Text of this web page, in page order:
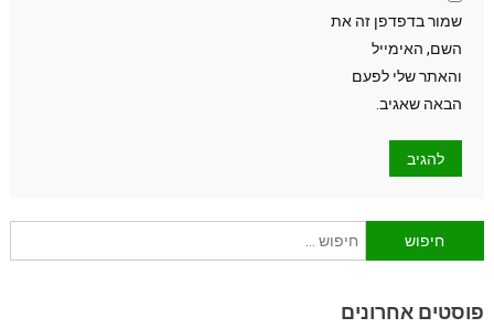
שמור בדפדפן זה את
השם, האימייל
והאתר שלי לפעם
הבאה שאגיב.
חיפוש:
פוסטים אחרונים